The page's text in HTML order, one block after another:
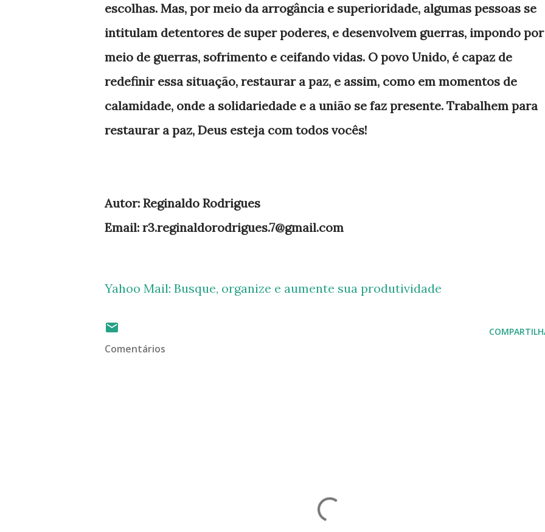
escolhas. Mas, por meio da arrogância e superioridade, algumas pessoas se
intitulam detentores de super poderes, e desenvolvem guerras, impondo por
meio de guerras, sofrimento e ceifando vidas. O povo Unido, é capaz de
redefinir essa situação, restaurar a paz, e assim, como em momentos de
calamidade, onde a solidariedade e a união se faz presente. Trabalhem para
restaurar a paz, Deus esteja com todos vocês!
Autor: Reginaldo Rodrigues
Email: r3.reginaldorodrigues.7@gmail.com
Yahoo Mail: Busque, organize e aumente sua produtividade
Comentários